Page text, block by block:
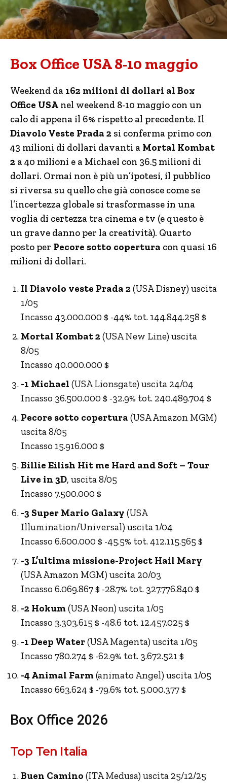
Box Office USA 8-10 maggio
Weekend da 162 milioni di dollari al Box
Office USA nel weekend 8-10 maggio con un
calo di appena il 6% rispetto al precedente. Il
Diavolo Veste Prada 2 si conferma primo con
43 milioni di dollari davanti a Mortal Kombat
2 a 40 milioni e a Michael con 36.5 milioni di
dollari. Ormai non è più un’ipotesi, il pubblico
si riversa su quello che già conosce come se
l’incertezza globale si trasformasse in una
voglia di certezza tra cinema e tv (e questo è
un grave danno per la creatività). Quarto
posto per Pecore sotto copertura con quasi 16
milioni di dollari.
Il Diavolo veste Prada 2(USA Disney) uscita
1/05
Incasso 43.000.000 $ -44% tot. 144.844.258 $
Mortal Kombat 2(USA New Line) uscita
8/05
Incasso 40.000.000 $
-1 Michael (USA Lionsgate) uscita 24/04
Incasso 36.500.000 $ -32.9% tot. 240.489.704 $
Pecore sotto copertura (USA Amazon MGM)
uscita 8/05
Incasso 15.916.000 $
Billie Eilish Hit me Hard and Soft – Tour
Live in 3D, uscita 8/05
Incasso 7.500.000 $
-3 Super Mario Galaxy (USA
Illumination/Universal) uscita 1/04
Incasso 6.600.000 $ -45.5% tot. 412.115.565 $
-3 L’ultima missione-Project Hail Mary
(USA Amazon MGM) uscita 20/03
Incasso 6.069.867 $ -28.7% tot. 327.776.840 $
-2 Hokum(USA Neon) uscita 1/05
Incasso 3.303.615 $ -48.6 tot. 12.457.025 $
-1 Deep Water(USA Magenta) uscita 1/05
Incasso 780.274 $ -62.9% tot. 3.672.521 $
-4 Animal Farm(animato Angel) uscita 1/05
Incasso 663.624 $ -79.6% tot. 5.000.377 $
Box Office 2026
Top Ten Italia
Buen Camino (ITA Medusa) uscita 25/12/25